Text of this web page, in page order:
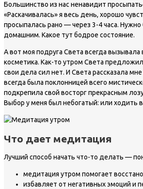
Большинство из нас ненавидит
«Раскачивалась» я весь день, хорошо
просыпалась рано — через 3-4 часа.
домашним. Какое тут бодрое состояние.
А вот моя подруга Света всегда
косметика. Как-то утром Света
свои дела сил нет. И Света рассказала
всегда была поклонницей всего
подкрепила свой восторг прекрасным
Выбор у меня был небогатый: или ходить
Что дает медитация
Лучший способ начать что-то делать —
медитация утром помогает
избавляет от негативных эмоций и